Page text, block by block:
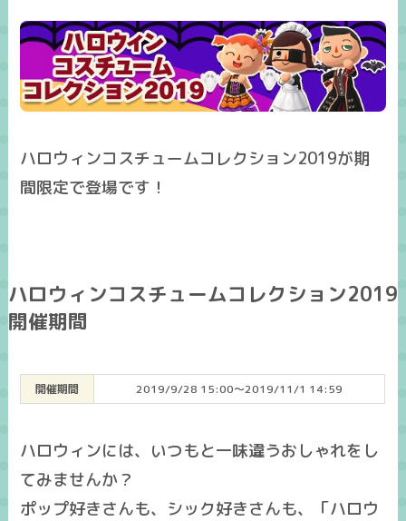
ハロウィンコスチュームコレクション2019が期
間限定で登場です！
ハロウィンコスチュームコレクション2019
開催期間
開催期間 2019/9/28 15:00～2019/11/1 14:59
ハロウィンには、いつもと一味違うおしゃれをし
てみませんか？
ポップ好きさんも、シック好きさんも、「ハロウ